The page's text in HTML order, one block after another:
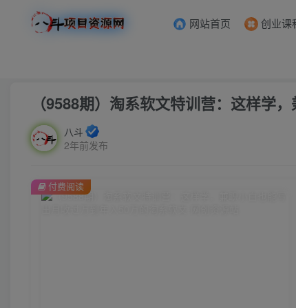
网站首页 创业课
（9588期）淘系软文特训营：这样学
八斗
2年前发布
付费阅读